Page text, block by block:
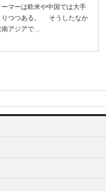
マーは欧米や中国では大手
りつつある。 そうしたなか
南アジアで…